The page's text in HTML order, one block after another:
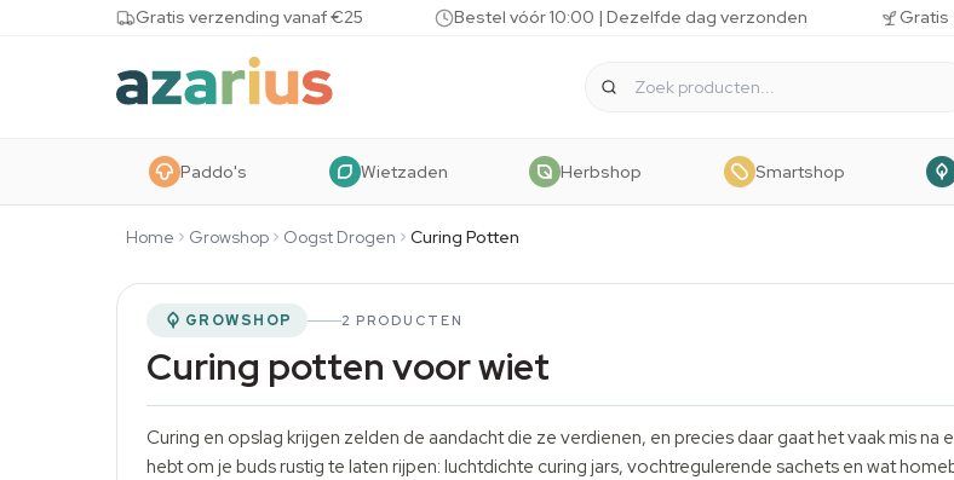
Skip to content Gratis verzending vanaf €25 Bestel vóór 10:00 | Dezelfde dag verzonden Gratis
Paddo's Wietzaden Herbshop Smartshop
Home Growshop Oogst Drogen Curing Potten
GROWSHOP 2 PRODUCTEN
Curing potten voor wiet
Curing en opslag krijgen zelden de aandacht die ze verdienen, en precies daar gaat het vaak mis
hebt om je buds rustig te laten rijpen: luchtdichte curing jars, vochtregulerende sachets en wat